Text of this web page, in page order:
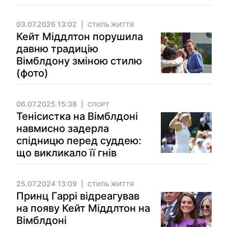
03.07.2026 13:02 СТИЛЬ ЖИТТЯ
Кейт Міддлтон порушила
давню традицію
Вімблдону зміною стилю
(фото)
06.07.2025 15:38 СПОРТ
Тенісистка на Вімблдоні
навмисно задерла
спідницю перед суддею:
що викликало її гнів
25.07.2024 13:09 СТИЛЬ ЖИТТЯ
Принц Гаррі відреагував
на появу Кейт Міддлтон на
Вімблдоні